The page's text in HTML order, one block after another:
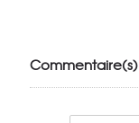
Commentaire(s)